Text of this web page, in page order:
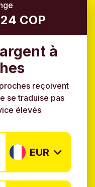
COP
à
reçoivent
se traduise pas
élevés
EUR